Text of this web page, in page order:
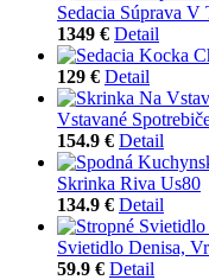
Sedacia Súprava V
1349 € Detail
129 € Detail
Vstavané
154.9 € Detail
Skrinka Riva Us80
134.9 € Detail
Svietidlo Denisa,
59.9 € Detail